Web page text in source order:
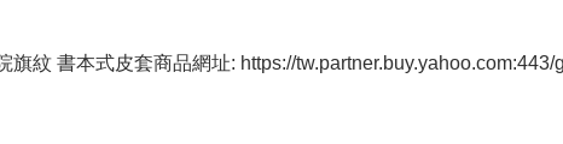
紋 書本式皮套商品網址: https://tw.partner.buy.yahoo.com:443/